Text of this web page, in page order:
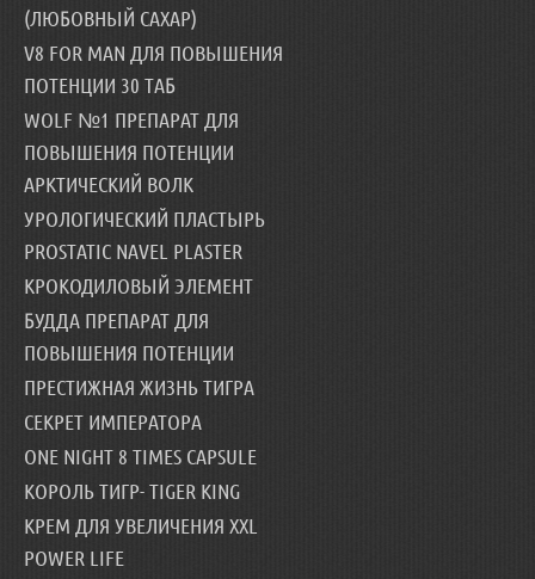
(ЛЮБОВНЫЙ САХАР)
V8 FOR MAN ДЛЯ ПОВЫШЕНИЯ
ПОТЕНЦИИ 30 ТАБ
WOLF №1 ПРЕПАРАТ ДЛЯ
ПОВЫШЕНИЯ ПОТЕНЦИИ
АРКТИЧЕСКИЙ ВОЛК
УРОЛОГИЧЕСКИЙ ПЛАСТЫРЬ
PROSTATIC NAVEL PLASTER
КРОКОДИЛОВЫЙ ЭЛЕМЕНТ
БУДДА ПРЕПАРАТ ДЛЯ
ПОВЫШЕНИЯ ПОТЕНЦИИ
ПРЕСТИЖНАЯ ЖИЗНЬ ТИГРА
СЕКРЕТ ИМПЕРАТОРА
ONE NIGHT 8 TIMES CAPSULE
КОРОЛЬ ТИГР- TIGER KING
КРЕМ ДЛЯ УВЕЛИЧЕНИЯ XXL
POWER LIFE